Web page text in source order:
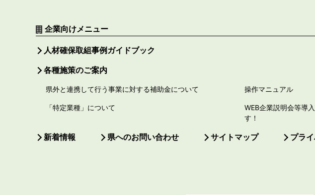
企業向けメニュー
人材確保取組事例ガイドブック
各種施策のご案内
県外と連携して行う事業に対する補助金について 操作マニュアル
「特定業種」について
WEB企業説明会等導
す！
新着情報 県へのお問い合わせ サイトマップ プラ